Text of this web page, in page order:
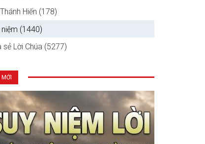
Hiến (178)
niệm (1440)
sẻ Lời Chúa (5277)